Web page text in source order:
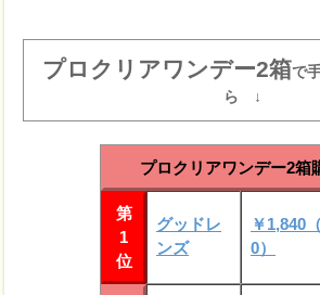
プロクリアワンデー2箱で
ら ↓
プロクリアワンデー2箱
第
1
位
グッドレ
ンズ
￥1,840
0）